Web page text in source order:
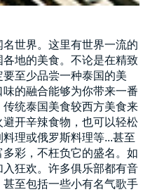
世界。这里有世界一流的
地的美食。不论是在精致
至少品尝一种泰国的美
的融合能够为你带来一番
统泰国美食较西方美食来
开辛辣食物，也可以轻松
理或俄罗斯料理等...甚至
彩，不枉负它的盛名。如
狂欢。许多俱乐部都有音
至包括一些小有名气歌手